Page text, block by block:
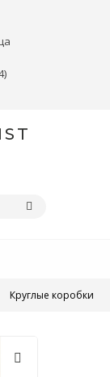
Круглые коробки